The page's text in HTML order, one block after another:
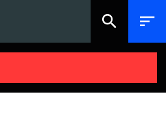
search sort